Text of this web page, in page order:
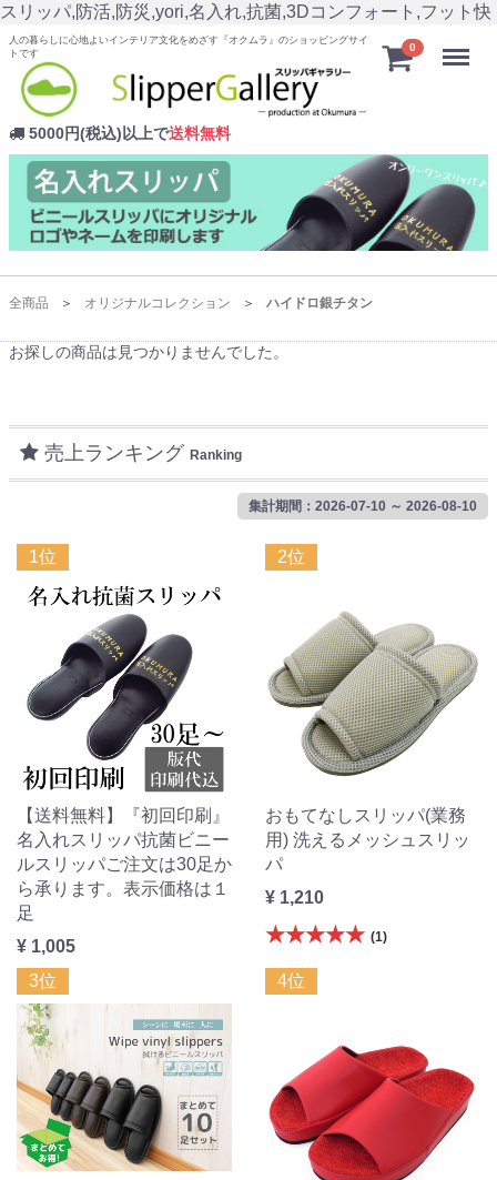
スリッパ,防活,防災,yori,名入れ,抗菌,3Dコンフォート,フット快
人の暮らしに心地よいインテリア文化をめざす『オクムラ』のショッピングサイ
トです
5000円(税込)以上で送料無料
0 Menu
全商品 オリジナルコレクション ハイドロ銀チタン
お探しの商品は見つかりませんでした。
売上ランキング Ranking
集計期間：2026-07-10 ～ 2026-08-10
1位
【送料無料】『初回印刷』
名入れスリッパ抗菌ビニー
ルスリッパご注文は30足か
ら承ります。表示価格は１
足
¥ 1,005
2位
おもてなしスリッパ(業務
用) 洗えるメッシュスリッ
パ
¥ 1,210
★★★★★ (1)
3位 4位